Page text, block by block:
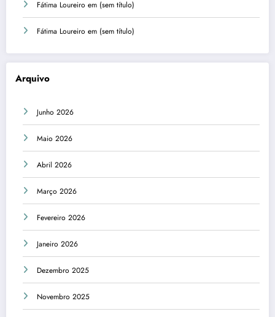
Fátima Loureiro em (sem título)
Fátima Loureiro em (sem título)
Arquivo
Junho 2026
Maio 2026
Abril 2026
Março 2026
Fevereiro 2026
Janeiro 2026
Dezembro 2025
Novembro 2025